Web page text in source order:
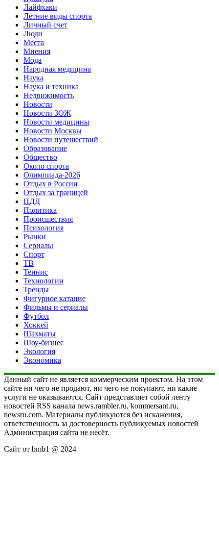
Лайфхаки
Летние виды спорта
Личный счет
Люди
Места
Мнения
Мода
Народная медицина
Наука
Наука и техника
Недвижимость
Новости
Новости ЗОЖ
Новости медицины
Новости Москвы
Новости путешествий
Образование
Общество
Около спорта
Олимпиада-2026
Отдых в России
Отдых за границей
ПДД
Политика
Происшествия
Психология
Рынки
Сериалы
Спорт
ТВ
Теннис
Технологии
Тренды
Фигурное катание
Фильмы и сериалы
Футбол
Хоккей
Шахматы
Шоу-бизнес
Экология
Экономика
Данный сайт не является коммерческим проектом. На этом
сайте ни чего не продают, ни чего не покупают, ни какие
услуги не оказываются. Сайт представляет собой ленту
новостей RSS канала news.rambler.ru, kommersant.ru,
newsru.com. Материалы публикуются без искажения,
ответственность за достоверность публикуемых новостей
Администрация сайта не несёт.
Сайт от bmb1 @ 2024